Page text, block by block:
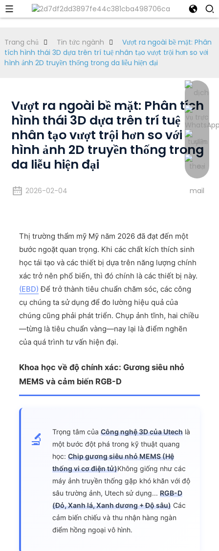
Trang chủ Tin tức ngành
Vượt ra ngoài bề mặt: Phân
tích hình thái 3D dựa trên trí tuệ nhân tạo vượt trội hơn so với
hình ảnh 2D truyền thống trong da liễu hiện đại
Vượt ra ngoài bề mặt: Phân tích
hình thái 3D dựa trên trí tuệ
nhân tạo vượt trội hơn so với
hình ảnh 2D truyền thống trong
da liễu hiện đại
2026-02-04
Thị trường thẩm mỹ Mỹ năm 2026 đã đạt đến một
bước ngoặt quan trọng. Khi các chất kích thích sinh
học tái tạo và các thiết bị dựa trên năng lượng chính
xác trở nên phổ biến, thì đó chính là các thiết bị này.
(EBD) Để trở thành tiêu chuẩn chăm sóc, các công
cụ chúng ta sử dụng để đo lường hiệu quả của
chúng cũng phải phát triển. Chụp ảnh tĩnh, hai chiều
—từng là tiêu chuẩn vàng—nay lại là điểm nghẽn
của quá trình tư vấn hiện đại.
Khoa học về độ chính xác: Gương siêu nhỏ
MEMS và cảm biến RGB-D
🔬 Trọng tâm của Công nghệ 3D của Utechlà
một bước đột phá trong kỹ thuật quang
học: Chip gương siêu nhỏ MEMS (Hệ
thống vi cơ điện tử)Không giống như các
máy ảnh truyền thống gặp khó khăn với độ
sâu trường ảnh, Utech sử dụng... RGB-D
(Đỏ, Xanh lá, Xanh dương + Độ sâu)Các
cảm biến chiếu và thu nhận hàng ngàn
điểm hồng ngoại vô hình.